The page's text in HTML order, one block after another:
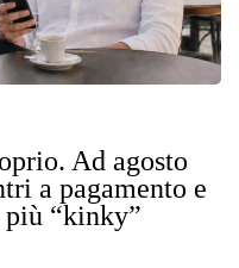
Ad agosto
a pagamento e
“kinky”